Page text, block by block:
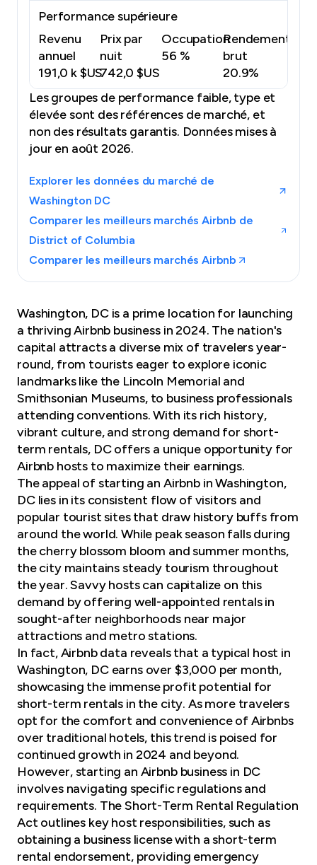
Performance supérieure
Revenu
annuel
191,0 k $US
Prix par
nuit
742,0 $US
Occupation
56 %
Rendement
brut
20.9%
Les groupes de performance faible, type et
élevée sont des références de marché, et
non des résultats garantis. Données mises à
jour en août 2026.
Explorer les données du marché de
Washington DC
Comparer les meilleurs marchés Airbnb de
District of Columbia
Comparer les meilleurs marchés Airbnb
Washington, DC is a prime location for launching
a thriving Airbnb business in 2024. The nation's
capital attracts a diverse mix of travelers year-
round, from tourists eager to explore iconic
landmarks like the Lincoln Memorial and
Smithsonian Museums, to business professionals
attending conventions. With its rich history,
vibrant culture, and strong demand for short-
term rentals, DC offers a unique opportunity for
Airbnb hosts to maximize their earnings.
The appeal of starting an Airbnb in Washington,
DC lies in its consistent flow of visitors and
popular tourist sites that draw history buffs from
around the world. While peak season falls during
the cherry blossom bloom and summer months,
the city maintains steady tourism throughout
the year. Savvy hosts can capitalize on this
demand by offering well-appointed rentals in
sought-after neighborhoods near major
attractions and metro stations.
In fact, Airbnb data reveals that a typical host in
Washington, DC earns over $3,000 per month,
showcasing the immense profit potential for
short-term rentals in the city. As more travelers
opt for the comfort and convenience of Airbnbs
over traditional hotels, this trend is poised for
continued growth in 2024 and beyond.
However, starting an Airbnb business in DC
involves navigating specific regulations and
requirements. The Short-Term Rental Regulation
Act outlines key host responsibilities, such as
obtaining a business license with a short-term
rental endorsement, providing emergency